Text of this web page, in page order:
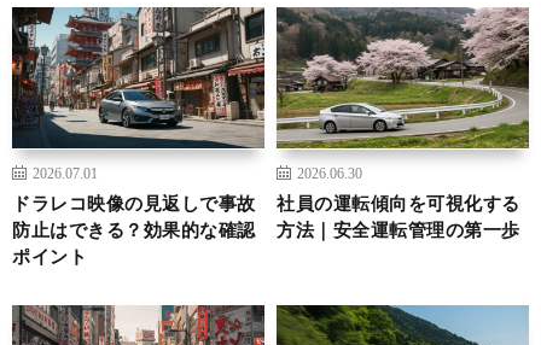
2026.07.01
ドラレコ映像の見返しで事故
防止はできる？効果的な確認
ポイント
2026.06.30
社員の運転傾向を可視化する
方法｜安全運転管理の第一歩